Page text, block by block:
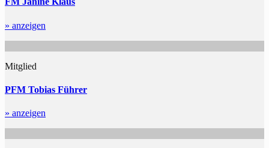
» anzeigen
Mitglied
PFM Tobias Führer
» anzeigen